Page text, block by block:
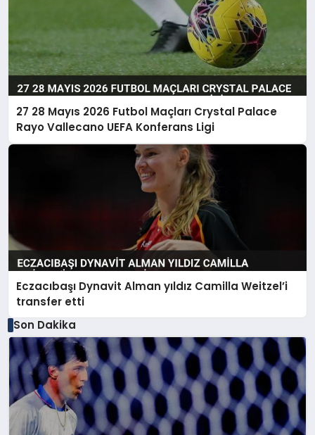
27 28 Mayıs 2026 Futbol Maçları Crystal Palace
Rayo Vallecano UEFA Konferans Ligi
Eczacıbaşı Dynavit Alman yıldız Camilla Weitzel’i
transfer etti
Son Dakika